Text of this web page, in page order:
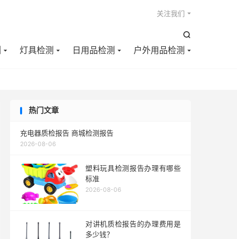

灯具检测 日用品检测 户外用品检测
关注我们
热门文章
充电器质检报告 商城检测报告
2026-08-06
塑料玩具检测报告办理有哪些
标准
2026-08-06
对讲机质检报告的办理费用是
多少钱？